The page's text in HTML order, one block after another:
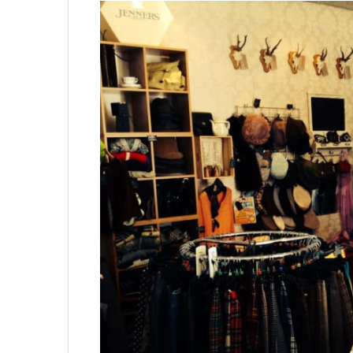
Không khí cổ vũ U23 Việt Nam tại BNC
sóng truyền hình K+